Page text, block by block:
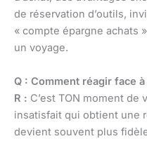
de réservation d’outils,
« compte épargne achats
un voyage.
Q : Comment réagir face
R : C’est TON moment de
insatisfait qui obtient une
devient souvent plus